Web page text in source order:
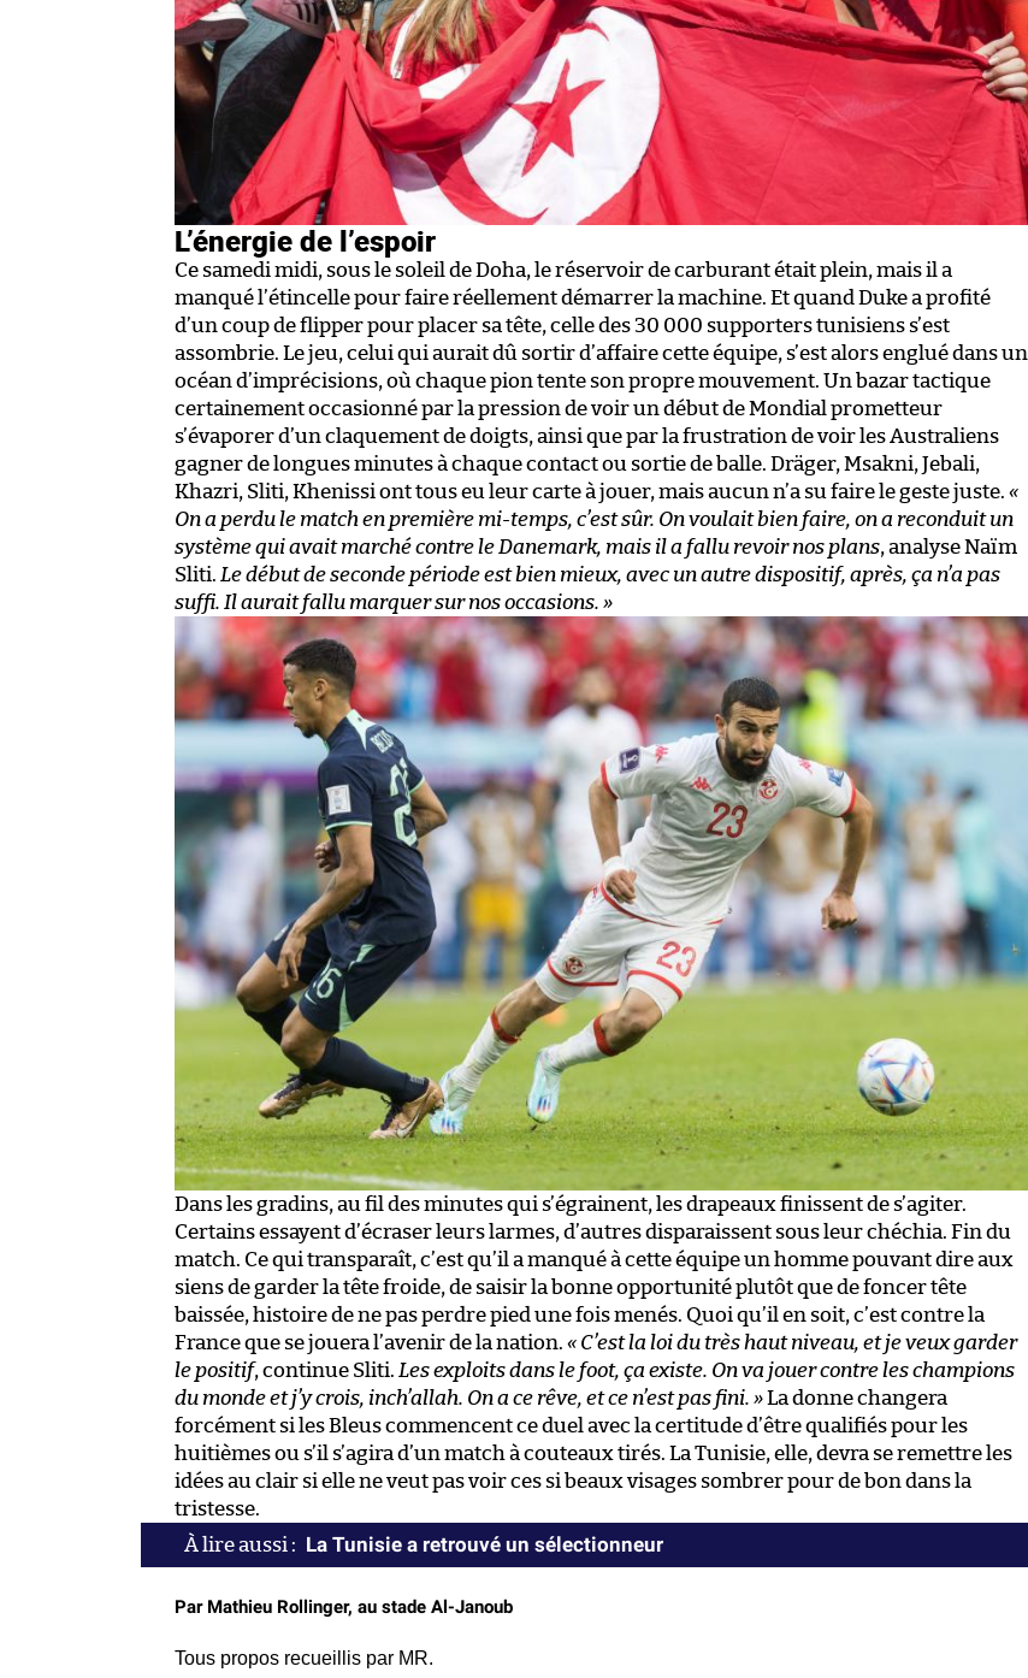
L’énergie de l’espoir
Ce samedi midi, sous le soleil de Doha, le réservoir de carburant était plein, mais il a
manqué l’étincelle pour faire réellement démarrer la machine. Et quand Duke a profité
d’un coup de flipper pour placer sa tête, celle des 30 000 supporters tunisiens s’est
assombrie. Le jeu, celui qui aurait dû sortir d’affaire cette équipe, s’est alors englué dans un
océan d’imprécisions, où chaque pion tente son propre mouvement. Un bazar tactique
certainement occasionné par la pression de voir un début de Mondial prometteur
s’évaporer d’un claquement de doigts, ainsi que par la frustration de voir les Australiens
gagner de longues minutes à chaque contact ou sortie de balle. Dräger, Msakni, Jebali,
Khazri, Sliti, Khenissi ont tous eu leur carte à jouer, mais aucun n’a su faire le geste juste. «
On a perdu le match en première mi-temps, c’est sûr. On voulait bien faire, on a reconduit un
système qui avait marché contre le Danemark, mais il a fallu revoir nos plans, analyse Naïm
Sliti. Le début de seconde période est bien mieux, avec un autre dispositif, après, ça n’a pas
suffi. Il aurait fallu marquer sur nos occasions. »
Dans les gradins, au fil des minutes qui s’égrainent, les drapeaux finissent de s’agiter.
Certains essayent d’écraser leurs larmes, d’autres disparaissent sous leur chéchia. Fin du
match. Ce qui transparaît, c’est qu’il a manqué à cette équipe un homme pouvant dire aux
siens de garder la tête froide, de saisir la bonne opportunité plutôt que de foncer tête
baissée, histoire de ne pas perdre pied une fois menés. Quoi qu’il en soit, c’est contre la
France que se jouera l’avenir de la nation. « C’est la loi du très haut niveau, et je veux garder
le positif, continue Sliti. Les exploits dans le foot, ça existe. On va jouer contre les champions
du monde et j’y crois, inch’allah. On a ce rêve, et ce n’est pas fini. »La donne changera
forcément si les Bleus commencent ce duel avec la certitude d’être qualifiés pour les
huitièmes ou s’il s’agira d’un match à couteaux tirés. La Tunisie, elle, devra se remettre les
idées au clair si elle ne veut pas voir ces si beaux visages sombrer pour de bon dans la
tristesse.
La Tunisie a retrouvé un sélectionneur
Par Mathieu Rollinger, au stade Al-Janoub
Tous propos recueillis par MR.